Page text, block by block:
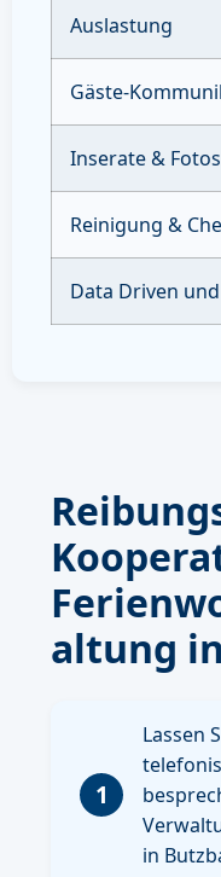
Auslastung
Gäste-
Inserate & Fotos
Reinigung &
Data Driven
altung
1
Lassen
in